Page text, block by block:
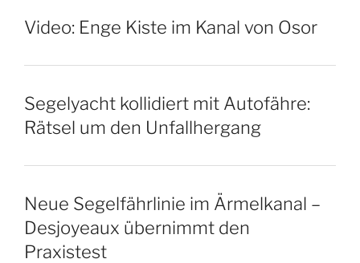
Video: Enge Kiste im Kanal von Osor
Segelyacht kollidiert mit Autofähre:
Rätsel um den Unfallhergang
Neue Segelfährlinie im Ärmelkanal –
Desjoyeaux übernimmt den
Praxistest